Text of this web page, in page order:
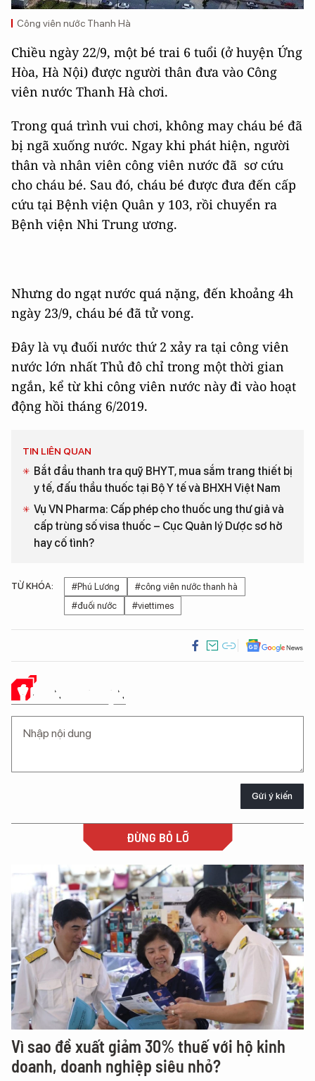
Công viên nước Thanh Hà
Chiều ngày 22/9, một bé trai 6 tuổi (ở huyện Ứng
Hòa, Hà Nội) được người thân đưa vào Công
viên nước Thanh Hà chơi.
Trong quá trình vui chơi, không may cháu bé đã
bị ngã xuống nước. Ngay khi phát hiện, người
thân và nhân viên công viên nước đã sơ cứu
cho cháu bé. Sau đó, cháu bé được đưa đến cấp
cứu tại Bệnh viện Quân y 103, rồi chuyển ra
Bệnh viện Nhi Trung ương.
Nhưng do ngạt nước quá nặng, đến khoảng 4h
ngày 23/9, cháu bé đã tử vong.
Đây là vụ đuối nước thứ 2 xảy ra tại công viên
nước lớn nhất Thủ đô chỉ trong một thời gian
ngắn, kể từ khi công viên nước này đi vào hoạt
động hồi tháng 6/2019.
TIN LIÊN QUAN
Bắt đầu thanh tra quỹ BHYT, mua sắm trang thiết bị
y tế, đấu thầu thuốc tại Bộ Y tế và BHXH Việt Nam
Vụ VN Pharma: Cấp phép cho thuốc ung thư giả và
cấp trùng số visa thuốc – Cục Quản lý Dược sơ hở
hay cố tình?
TỪ KHÓA: #Phú Lương
#công viên nước thanh hà
#đuối nước
#viettimes
Ý KIẾN CỦA BẠN
Gửi ý kiến
ĐỪNG BỎ LỠ
Vì sao đề xuất giảm 30% thuế với hộ kinh
doanh, doanh nghiệp siêu nhỏ?